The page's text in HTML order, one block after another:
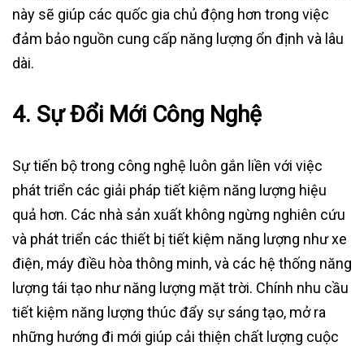
này sẽ giúp các quốc gia chủ động hơn trong việc
đảm bảo nguồn cung cấp năng lượng ổn định và lâu
dài.
4. Sự Đổi Mới Công Nghệ
Sự tiến bộ trong công nghệ luôn gắn liền với việc
phát triển các giải pháp tiết kiệm năng lượng hiệu
quả hơn. Các nhà sản xuất không ngừng nghiên cứu
và phát triển các thiết bị tiết kiệm năng lượng như xe
điện, máy điều hòa thông minh, và các hệ thống năng
lượng tái tạo như năng lượng mặt trời. Chính nhu cầu
tiết kiệm năng lượng thúc đẩy sự sáng tạo, mở ra
những hướng đi mới giúp cải thiện chất lượng cuộc